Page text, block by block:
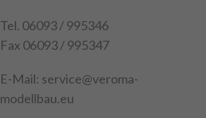
Tel. 06093 / 995346
Fax 06093 / 995347
E-Mail: service@veroma-
modellbau.eu